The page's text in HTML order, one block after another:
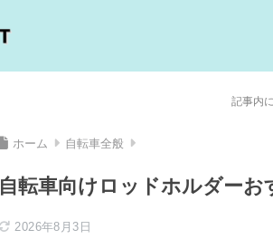
記事内
ホーム 自転車全般
自転車向けロッドホルダー
2026年8月3日